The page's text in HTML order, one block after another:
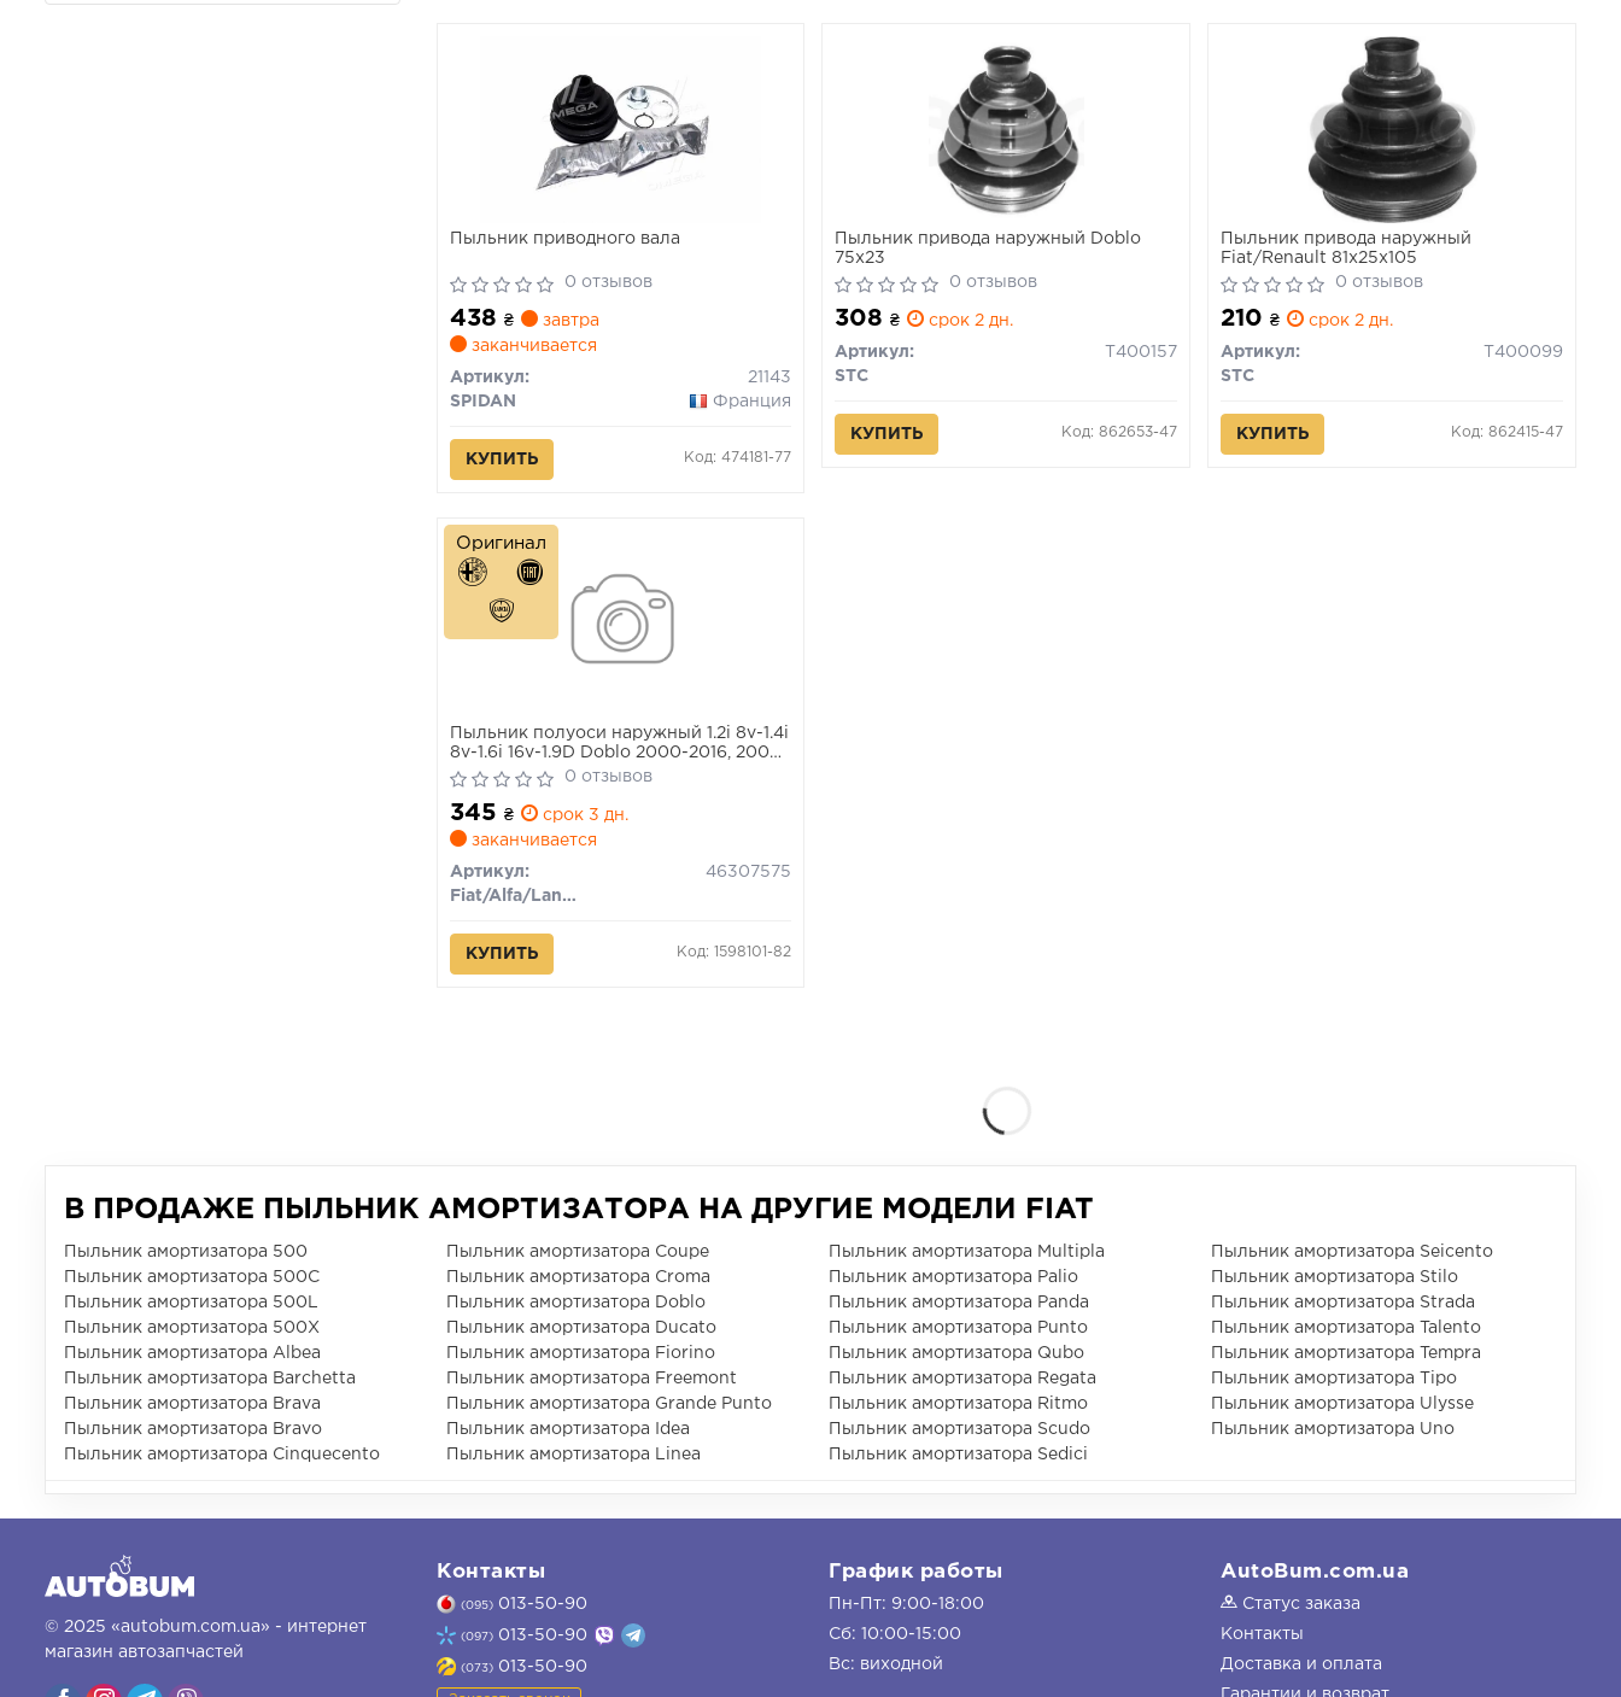
Пыльник приводного вала
0 отзывов
438 ₴
завтра
заканчивается
Артикул:
21143
SPIDAN
Франция
КУПИТЬ Код: 474181-77
Пыльник привода наружный Doblo
75x23
0 отзывов
308₴ срок 2 дн.
Артикул:
T400157
STC
КУПИТЬ Код: 862653-47
Пыльник привода наружный
Fiat/Renault 81x25x105
0 отзывов
210₴ срок 2 дн.
Артикул:
T400099
STC
КУПИТЬ Код: 862415-47
Пыльник полуоси наружный 1.2i 8v-1.4i
8v-1.6i 16v-1.9D Doblo 2000-2016, 2009-,
Albea 2002-20120 отзывов
345 ₴
срок 3 дн.
заканчивается
Артикул:
46307575
Fiat/Alfa/Lancia
КУПИТЬ Код: 1598101-82
Оригинал
В ПРОДАЖЕ ПЫЛЬНИК АМОРТИЗАТОРА НА ДРУГИЕ МОДЕЛИ FIAT
Пыльник амортизатора 500
Пыльник амортизатора 500C
Пыльник амортизатора 500L
Пыльник амортизатора 500X
Пыльник амортизатора Albea
Пыльник амортизатора Barchetta
Пыльник амортизатора Brava
Пыльник амортизатора Bravo
Пыльник амортизатора Cinquecento
Пыльник амортизатора Coupe
Пыльник амортизатора Croma
Пыльник амортизатора Doblo
Пыльник амортизатора Ducato
Пыльник амортизатора Fiorino
Пыльник амортизатора Freemont
Пыльник амортизатора Grande Punto
Пыльник амортизатора Idea
Пыльник амортизатора Linea
Пыльник амортизатора Multipla
Пыльник амортизатора Palio
Пыльник амортизатора Panda
Пыльник амортизатора Punto
Пыльник амортизатора Qubo
Пыльник амортизатора Regata
Пыльник амортизатора Ritmo
Пыльник амортизатора Scudo
Пыльник амортизатора Sedici
Пыльник амортизатора Seicento
Пыльник амортизатора Stilo
Пыльник амортизатора Strada
Пыльник амортизатора Talento
Пыльник амортизатора Tempra
Пыльник амортизатора Tipo
Пыльник амортизатора Ulysse
Пыльник амортизатора Uno
© 2025 «autobum.com.ua» - интернет
магазин автозапчастей
Контакты
(095) 013-50-90
(097) 013-50-90
(073) 013-50-90
График работы
Пн-Пт: 9:00-18:00
Сб: 10:00-15:00
Вс: виходной
AutoBum.com.ua
Статус заказа
Контакты
Доставка и оплата